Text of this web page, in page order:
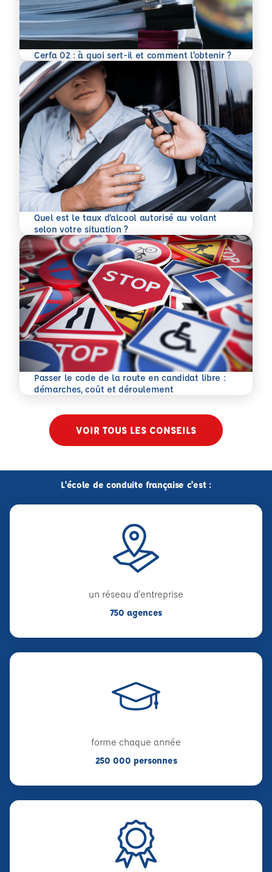
Cerfa 02 : à quoi sert-il et comment l’obtenir ?
En savoir plus
Quel est le taux d’alcool autorisé au volant
selon votre situation ?
En savoir plus
Passer le code de la route en candidat libre :
démarches, coût et déroulement
En savoir plus
VOIR TOUS LES CONSEILS
L'école de conduite française c'est :
un réseau d'entreprise
750 agences
forme chaque année
250 000 personnes